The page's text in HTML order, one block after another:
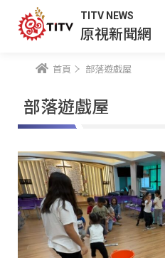
TITV NEWS
原視新聞網
首頁 部落遊戲屋
部落遊戲屋